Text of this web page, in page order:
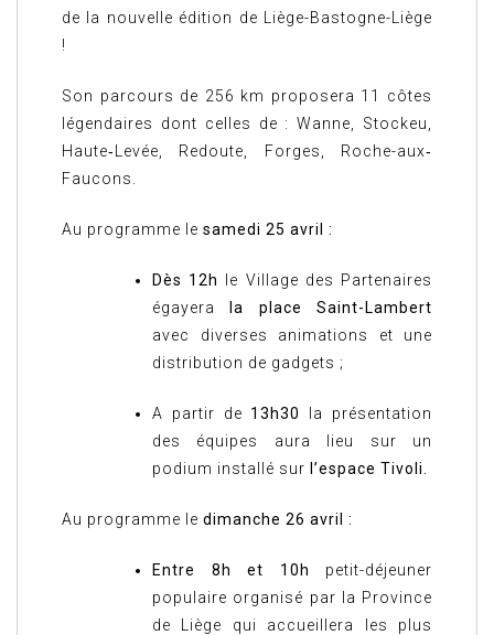
de la nouvelle édition de Liège-Bastogne-Liège
!
Son parcours de 256 km proposera 11 côtes
légendaires dont celles de : Wanne, Stockeu,
Haute‐Levée, Redoute, Forges, Roche-aux‐
Faucons.
Au programme le samedi 25 avril :
Dès 12h
le Village des Partenaires
égayera
la place Saint-Lambert
avec diverses animations et une
distribution de gadgets ;
A partir de 13h30
la présentation
des équipes aura lieu sur un
podium installé sur l’espace Tivoli.
Au programme le dimanche 26 avril :
Entre 8h et 10h petit-déjeuner
populaire organisé par la Province
de Liège qui accueillera les plus